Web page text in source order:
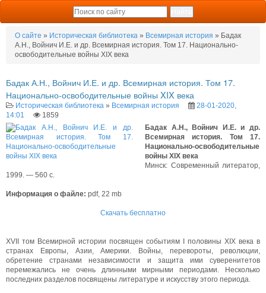
О сайте » Историческая библиотека » Всемирная история » Бадак
А.Н., Войнич И.Е. и др. Всемирная история. Том 17. Национально-
освободительные войны XIX века
Бадак А.Н., Войнич И.Е. и др. Всемирная история. Том 17.
Национально-освободительные войны XIX века
Историческая библиотека » Всемирная история
28-01-2020,
14:01
1859
Бадак А.Н., Войнич И.Е. и др.
Всемирная история. Том 17.
Национально-освободительные
войны XIX века
Минск: Современный литератор,
1999. — 560 с.
Информация о файле: pdf, 22 mb
Скачать бесплатно
XVII том Всемирной истории посвящен событиям I половины XIX века в
странах Европы, Азии, Америки. Войны, перевороты, революции,
обретение странами независимости и защита ими суверенитетов
перемежались не очень длинными мирными периодами. Несколько
последних разделов посвящены литературе и искусству этого периода.